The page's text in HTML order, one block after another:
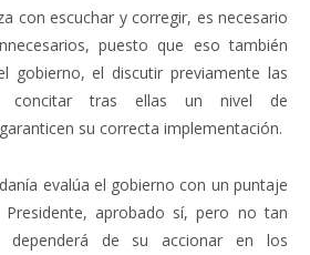
con escuchar y corregir, es necesario
puesto que eso también
gobierno, el discutir previamente las
concitar tras ellas un nivel de
su correcta implementación.
evalúa el gobierno con un puntaje
aprobado sí, pero no tan
dependerá de su accionar en los